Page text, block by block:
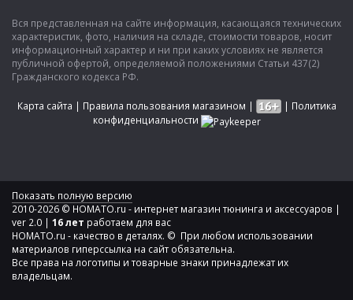
Вся представленная на сайте информация, касающаяся технических
характеристик, фото, наличия на складе, стоимости товаров, носит
информационный характер и ни при каких условиях не является
публичной офертой, определяемой положениями Статьи 437(2)
Гражданского кодекса РФ.
Карта сайта | Правила пользования магазином | | Политика
конфиденциальности
Показать полную версию
2010-2026 © HOMATO.ru - интернет магазин тюнинга и аксессуаров |
ver 2.0 | 16 лет работаем для вас
HOMATO.ru - качество в деталях. © При любом использовании
материалов гиперссылка на сайт обязательна.
Все права на логотипы и товарные знаки принадлежат их
владельцам.